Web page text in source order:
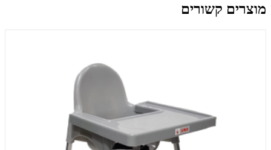
מוצרים קשורים